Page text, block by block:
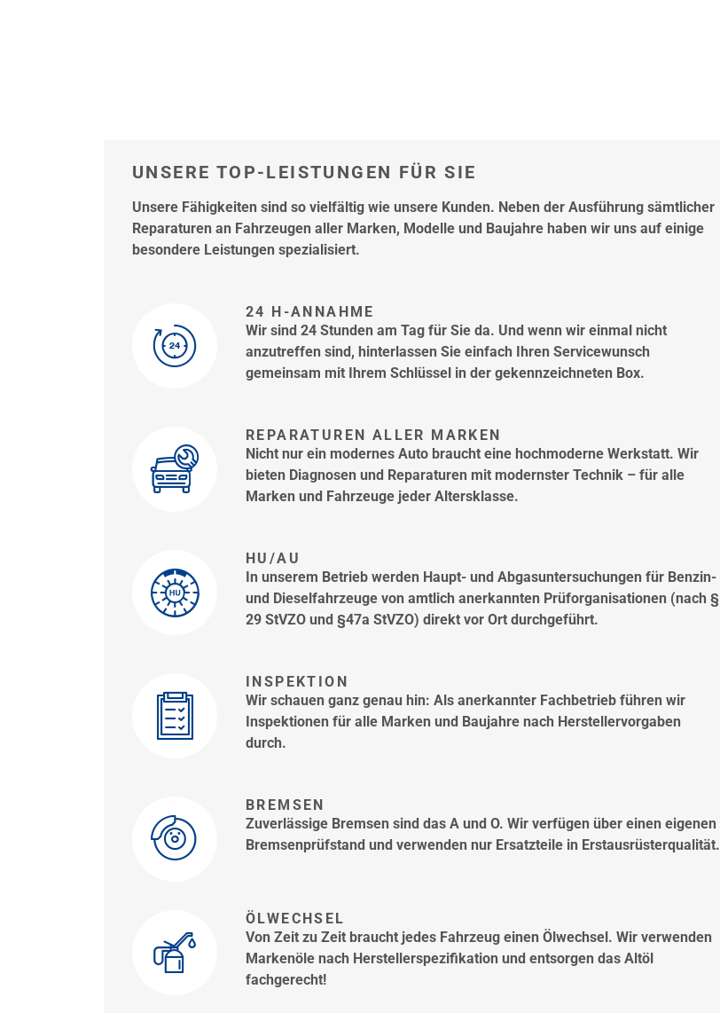
UNSERE TOP-LEISTUNGEN FÜR SIE
Unsere Fähigkeiten sind so vielfältig wie unsere Kunden. Neben der Ausführung sämtlicher
Reparaturen an Fahrzeugen aller Marken, Modelle und Baujahre haben wir uns auf einige
besondere Leistungen spezialisiert.
24 H-ANNAHME
Wir sind 24 Stunden am Tag für Sie da. Und wenn wir einmal nicht
anzutreffen sind, hinterlassen Sie einfach Ihren Servicewunsch
gemeinsam mit Ihrem Schlüssel in der gekennzeichneten Box.
REPARATUREN ALLER MARKEN
Nicht nur ein modernes Auto braucht eine hochmoderne Werkstatt. Wir
bieten Diagnosen und Reparaturen mit modernster Technik – für alle
Marken und Fahrzeuge jeder Altersklasse.
HU/AU
In unserem Betrieb werden Haupt- und Abgasuntersuchungen für Benzin-
und Dieselfahrzeuge von amtlich anerkannten Prüforganisationen (nach §
29 StVZO und §47a StVZO) direkt vor Ort durchgeführt.
INSPEKTION
Wir schauen ganz genau hin: Als anerkannter Fachbetrieb führen wir
Inspektionen für alle Marken und Baujahre nach Herstellervorgaben
durch.
BREMSEN
Zuverlässige Bremsen sind das A und O. Wir verfügen über einen eigenen
Bremsenprüfstand und verwenden nur Ersatzteile in Erstausrüsterqualität.
ÖLWECHSEL
Von Zeit zu Zeit braucht jedes Fahrzeug einen Ölwechsel. Wir verwenden
Markenöle nach Herstellerspezifikation und entsorgen das Altöl
fachgerecht!